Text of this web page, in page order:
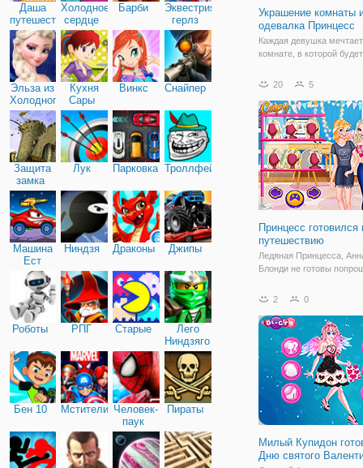
Даша
путешественница
Холодное
сердце
Барби
Эквестрия
герлз
Эльза из
Холодного
сердца
Кухня
Сары
Винкс Снайпер
Защита
замка
Лук Парковка Троллфейс
Машина
Ест
Машину
Ниндзя Драконы Джипы
Роботы РПГ Старые
Лего
Ниндзяго
Бен 10 Мстители Человек-
паук
Пираты
Украшение комнаты
одевалка Принцесс
Каждая девушка
комнате, в которой
онлайн аркаде для
Принцесс" мы
Ведь здесь вы сможете
свои
20 5
Принцесс готовился
путешествию
Ледяная Принцесса,
Блонди не готовы
тропических
Девушки должны
летние платья,
крем и очки, и
2 0
Милый Купидон
Дню святого